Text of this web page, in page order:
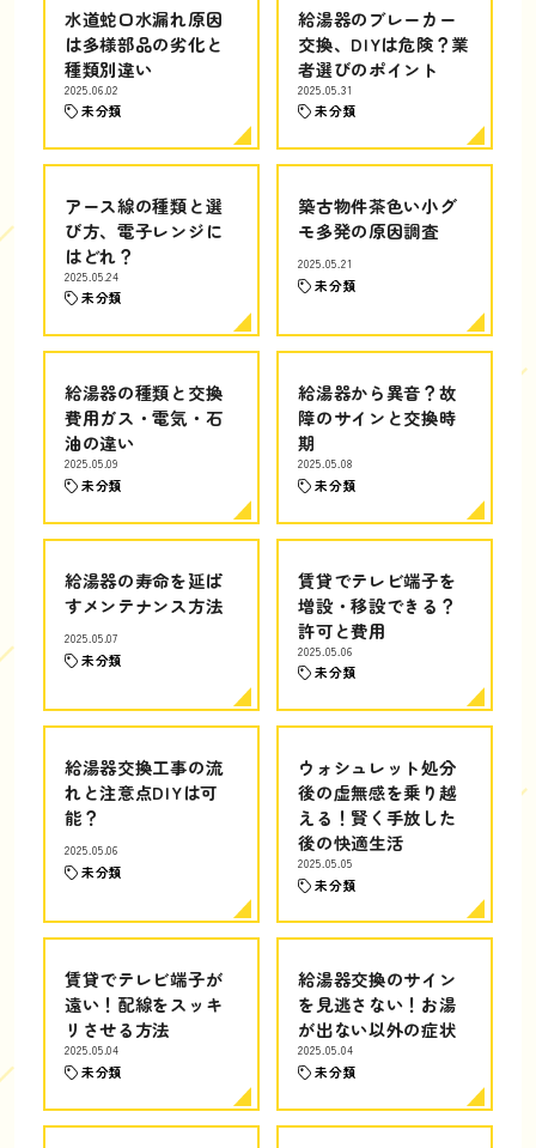
水道蛇口水漏れ原因
は多様部品の劣化と
種類別違い
2025.06.02
未分類
給湯器のブレーカー
交換、DIYは危険？業
者選びのポイント
2025.05.31
未分類
アース線の種類と選
び方、電子レンジに
はどれ？
2025.05.24
未分類
築古物件茶色い小グ
モ多発の原因調査
2025.05.21
未分類
給湯器の種類と交換
費用ガス・電気・石
油の違い
2025.05.09
未分類
給湯器から異音？故
障のサインと交換時
期
2025.05.08
未分類
給湯器の寿命を延ば
すメンテナンス方法
2025.05.07
未分類
賃貸でテレビ端子を
増設・移設できる？
許可と費用
2025.05.06
未分類
給湯器交換工事の流
れと注意点DIYは可
能？
2025.05.06
未分類
ウォシュレット処分
後の虚無感を乗り越
える！賢く手放した
後の快適生活
2025.05.05
未分類
賃貸でテレビ端子が
遠い！配線をスッキ
リさせる方法
2025.05.04
未分類
給湯器交換のサイン
を見逃さない！お湯
が出ない以外の症状
2025.05.04
未分類